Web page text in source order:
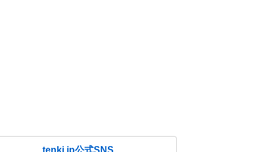
tenki.jp公式SNS